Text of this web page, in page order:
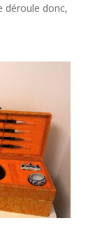
déroule donc,